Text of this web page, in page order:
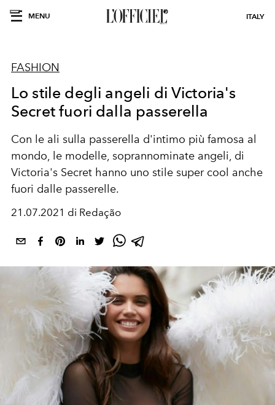
MENU ITALY
FASHION
Lo stile degli angeli di Victoria's
Secret fuori dalla passerella
Con le ali sulla passerella d'intimo più famosa al
mondo, le modelle, soprannominate angeli, di
Victoria's Secret hanno uno stile super cool anche
fuori dalle passerelle.
21.07.2021 di Redação